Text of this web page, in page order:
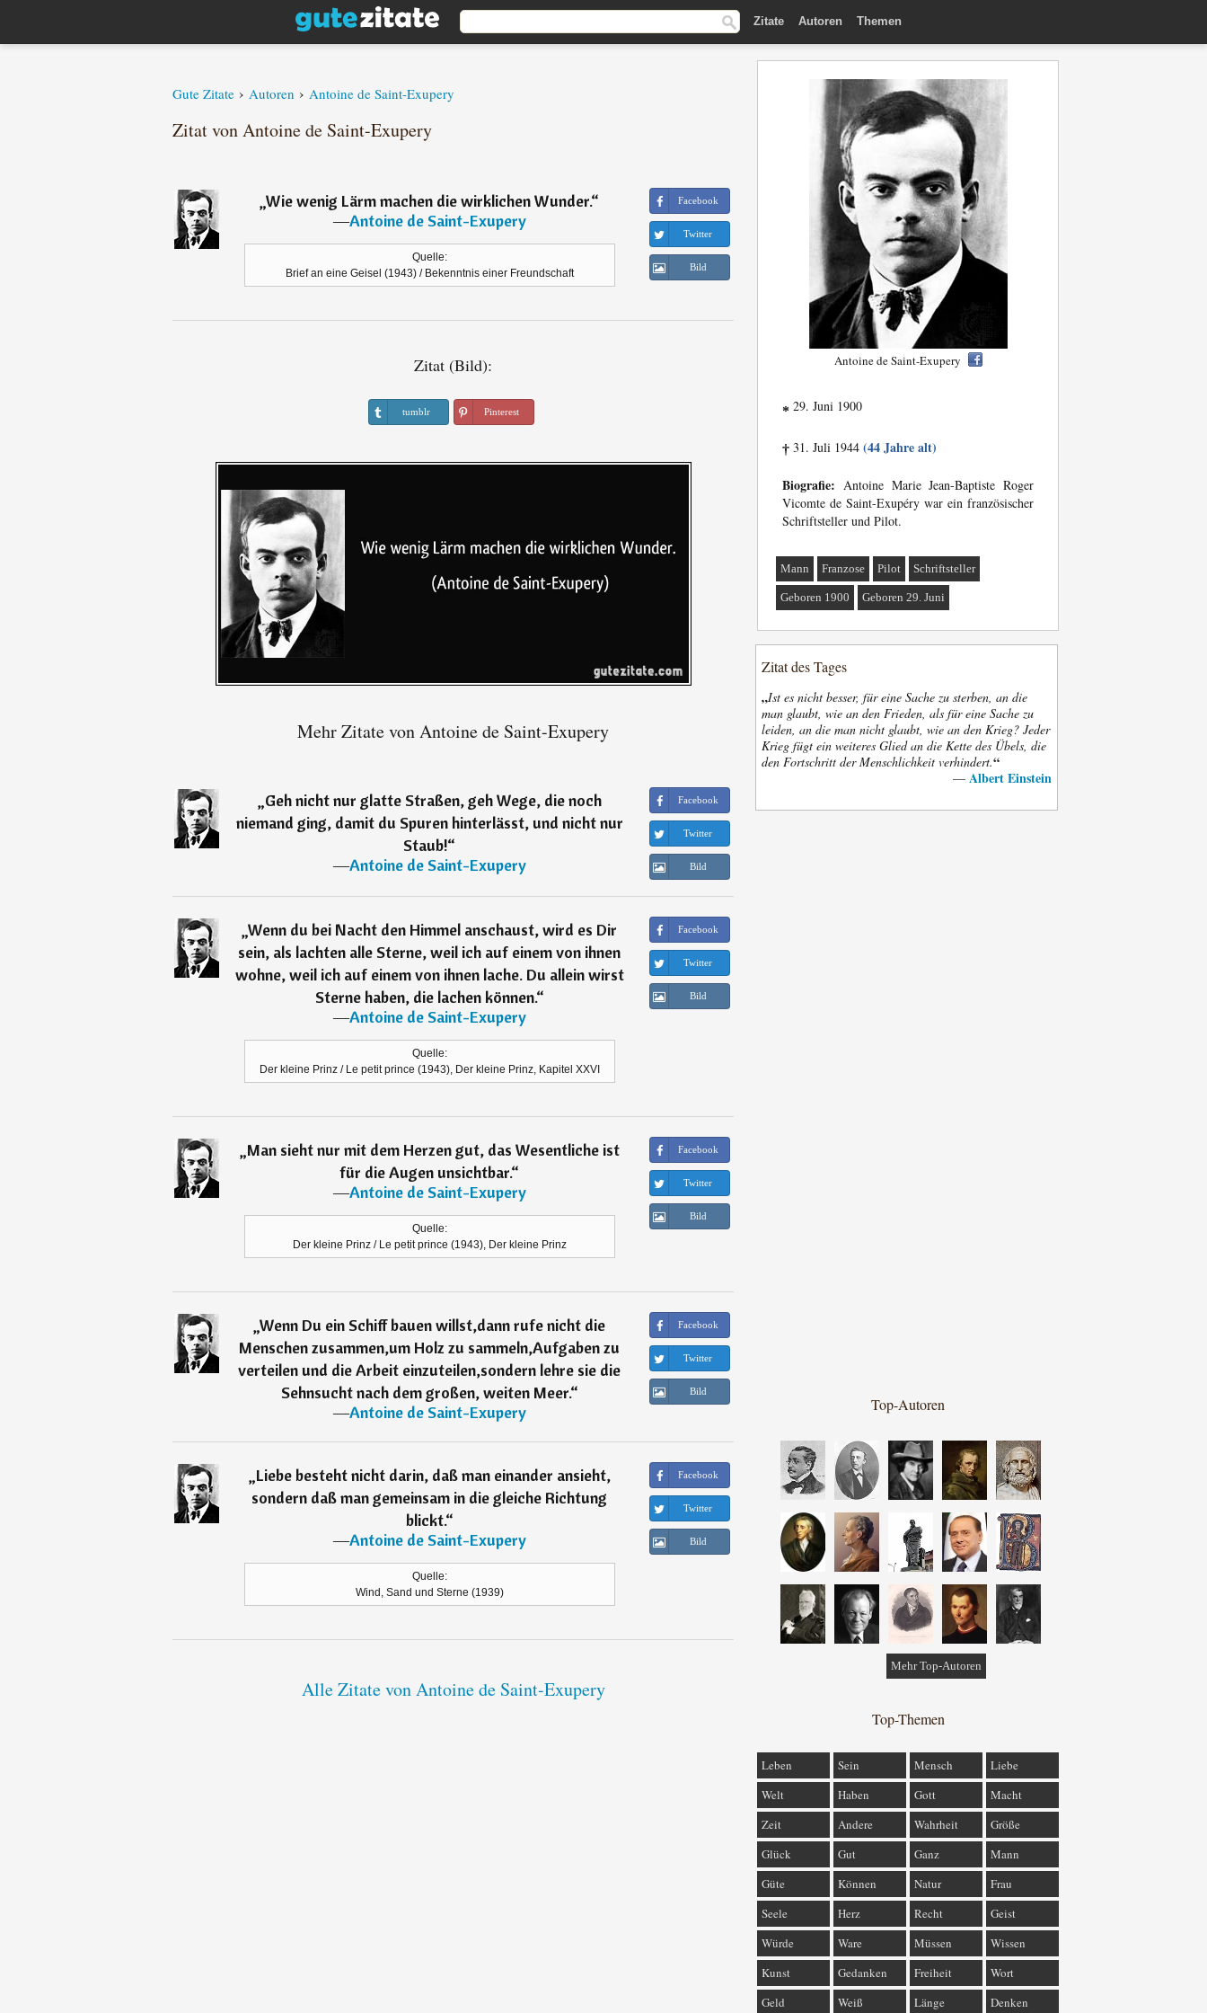
Zitate Autoren Themen
Gute Zitate › Autoren › Antoine de Saint-Exupery
Zitat von Antoine de Saint-Exupery
„Wie wenig Lärm machen die wirklichen Wunder.“
―Antoine de Saint-Exupery
Quelle:
Brief an eine Geisel (1943) / Bekenntnis einer Freundschaft
Facebook
Twitter
Bild
Zitat (Bild):
tumblr Pinterest
Mehr Zitate von Antoine de Saint-Exupery
„Geh nicht nur glatte Straßen, geh Wege, die noch
niemand ging, damit du Spuren hinterlässt, und nicht nur
Staub!“
―Antoine de Saint-Exupery
Facebook
Twitter
Bild
„Wenn du bei Nacht den Himmel anschaust, wird es Dir
sein, als lachten alle Sterne, weil ich auf einem von ihnen
wohne, weil ich auf einem von ihnen lache. Du allein wirst
Sterne haben, die lachen können.“
―Antoine de Saint-Exupery
Quelle:
Der kleine Prinz / Le petit prince (1943), Der kleine Prinz, Kapitel XXVI
Facebook
Twitter
Bild
„Man sieht nur mit dem Herzen gut, das Wesentliche ist
für die Augen unsichtbar.“
―Antoine de Saint-Exupery
Quelle:
Der kleine Prinz / Le petit prince (1943), Der kleine Prinz
Facebook
Twitter
Bild
„Wenn Du ein Schiff bauen willst,dann rufe nicht die
Menschen zusammen,um Holz zu sammeln,Aufgaben zu
verteilen und die Arbeit einzuteilen,sondern lehre sie die
Sehnsucht nach dem großen, weiten Meer.“
―Antoine de Saint-Exupery
Facebook
Twitter
Bild
„Liebe besteht nicht darin, daß man einander ansieht,
sondern daß man gemeinsam in die gleiche Richtung
blickt.“
―Antoine de Saint-Exupery
Quelle:
Wind, Sand und Sterne (1939)
Facebook
Twitter
Bild
Alle Zitate von Antoine de Saint-Exupery
Antoine de Saint-Exupery
* 29. Juni 1900
† 31. Juli 1944 (44 Jahre alt)
Biografie: Antoine Marie Jean-Baptiste Roger
Vicomte de Saint-Exupéry war ein französischer
Schriftsteller und Pilot.
Mann Franzose Pilot Schriftsteller
Geboren 1900 Geboren 29. Juni
Zitat des Tages
„Ist es nicht besser, für eine Sache zu sterben, an die
man glaubt, wie an den Frieden, als für eine Sache zu
leiden, an die man nicht glaubt, wie an den Krieg? Jeder
Krieg fügt ein weiteres Glied an die Kette des Übels, die
den Fortschritt der Menschlichkeit verhindert.“
— Albert Einstein
Top-Autoren
Mehr Top-Autoren
Top-Themen
Leben Sein Mensch
Liebe
Welt
Haben Gott
Macht
Zeit
Andere Wahrheit
Größe
Glück
Gut Ganz
Mann
Güte
Können Natur
Frau
Seele
Herz Recht
Geist
Würde
Ware Müssen
Wissen
Kunst
Gedanken Freiheit
Wort
Geld
Weiß Länge Denken